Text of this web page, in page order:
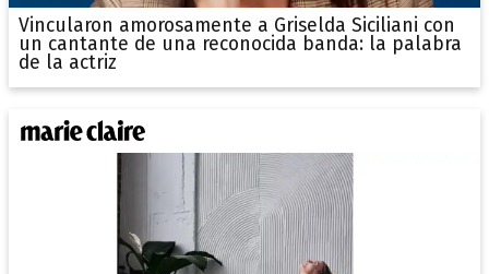
Vincularon amorosamente a Griselda Siciliani con
un cantante de una reconocida banda: la palabra
de la actriz